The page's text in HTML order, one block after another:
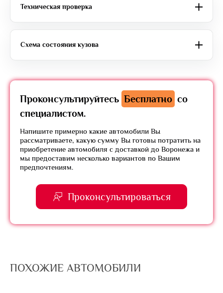
Техническая проверка
Схема состояния кузова
Проконсультируйтесь Бесплатно со
специалистом.
Напишите примерно какие автомобили Вы
рассматриваете, какую сумму Вы готовы потратить на
приобретение автомобиля с доставкой до Воронежа и
мы предоставим несколько вариантов по Вашим
предпочтениям.
Проконсультироваться
ПОХОЖИЕ АВТОМОБИЛИ